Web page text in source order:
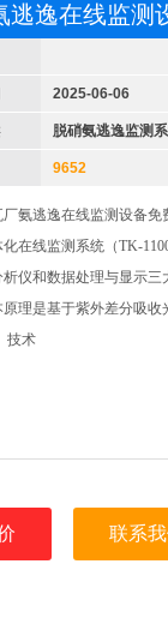
逃逸在线监测
2025-06-06
脱硝氨逃逸监测
9652
厂氨逃逸在线监测设备免
化在线监测系统（TK-
仪和数据处理与显示
理是基于紫外差分吸
技术
联系